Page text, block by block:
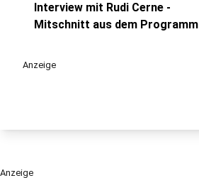
Interview mit Rudi Cerne -
Mitschnitt aus dem Programm
Anzeige
Anzeige